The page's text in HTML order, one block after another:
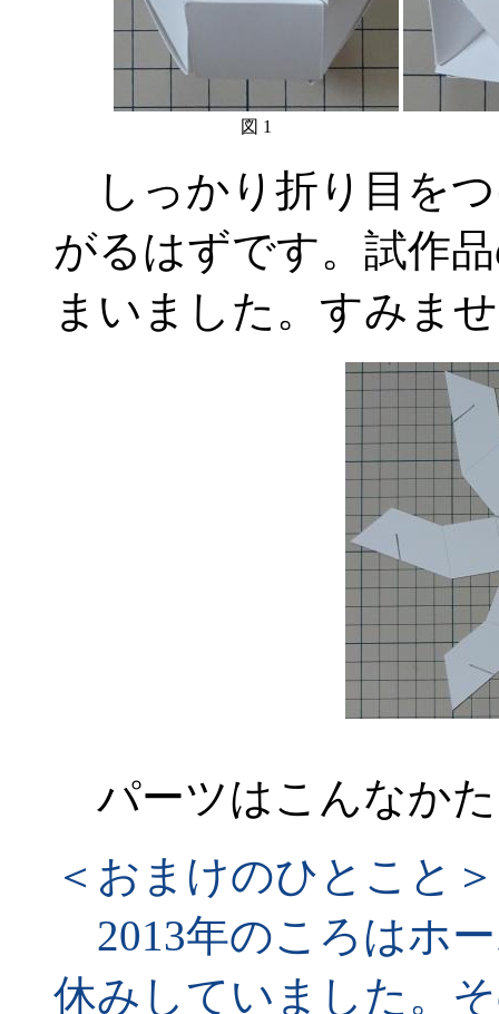
図 1
しっかり折り目を
がるはずです。試作
まいました。すみま
パーツはこんなか
＜おまけのひとこと＞
2013年のころはホ
休みしていました。